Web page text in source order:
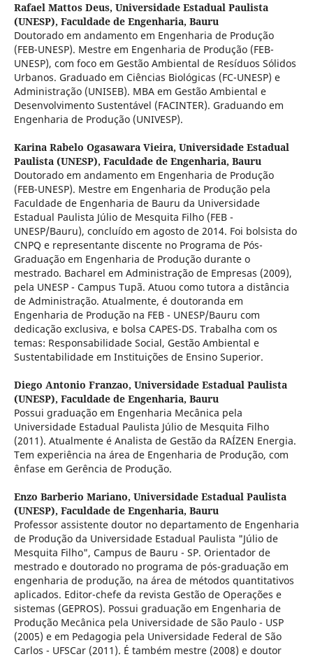
Rafael Mattos Deus, Universidade Estadual Paulista
(UNESP), Faculdade de Engenharia, Bauru
Doutorado em andamento em Engenharia de Produção
(FEB-UNESP). Mestre em Engenharia de Produção (FEB-
UNESP), com foco em Gestão Ambiental de Resíduos Sólidos
Urbanos. Graduado em Ciências Biológicas (FC-UNESP) e
Administração (UNISEB). MBA em Gestão Ambiental e
Desenvolvimento Sustentável (FACINTER). Graduando em
Engenharia de Produção (UNIVESP).
Karina Rabelo Ogasawara Vieira, Universidade Estadual
Paulista (UNESP), Faculdade de Engenharia, Bauru
Doutorado em andamento em Engenharia de Produção
(FEB-UNESP). Mestre em Engenharia de Produção pela
Faculdade de Engenharia de Bauru da Universidade
Estadual Paulista Júlio de Mesquita Filho (FEB -
UNESP/Bauru), concluído em agosto de 2014. Foi bolsista do
CNPQ e representante discente no Programa de Pós-
Graduação em Engenharia de Produção durante o
mestrado. Bacharel em Administração de Empresas (2009),
pela UNESP - Campus Tupã. Atuou como tutora a distância
de Administração. Atualmente, é doutoranda em
Engenharia de Produção na FEB - UNESP/Bauru com
dedicação exclusiva, e bolsa CAPES-DS. Trabalha com os
temas: Responsabilidade Social, Gestão Ambiental e
Sustentabilidade em Instituições de Ensino Superior.
Diego Antonio Franzao, Universidade Estadual Paulista
(UNESP), Faculdade de Engenharia, Bauru
Possui graduação em Engenharia Mecânica pela
Universidade Estadual Paulista Júlio de Mesquita Filho
(2011). Atualmente é Analista de Gestão da RAÍZEN Energia.
Tem experiência na área de Engenharia de Produção, com
ênfase em Gerência de Produção.
Enzo Barberio Mariano, Universidade Estadual Paulista
(UNESP), Faculdade de Engenharia, Bauru
Professor assistente doutor no departamento de Engenharia
de Produção da Universidade Estadual Paulista "Júlio de
Mesquita Filho", Campus de Bauru - SP. Orientador de
mestrado e doutorado no programa de pós-graduação em
engenharia de produção, na área de métodos quantitativos
aplicados. Editor-chefe da revista Gestão de Operações e
sistemas (GEPROS). Possui graduação em Engenharia de
Produção Mecânica pela Universidade de São Paulo - USP
(2005) e em Pedagogia pela Universidade Federal de São
Carlos - UFSCar (2011). É também mestre (2008) e doutor